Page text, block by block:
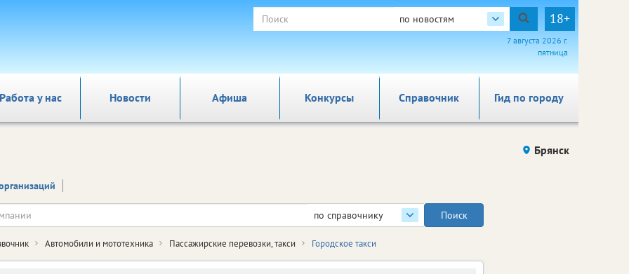
по новостям 18+
7 августа 2026 г.
пятница
у нас Новости Афиша Справочник Гид по городу
Конкурсы
Брянск
по справочнику
Автомобили и мототехника Пассажирские перевозки, такси Городское такси